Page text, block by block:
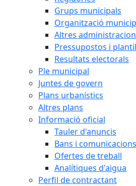
Grups municipals
Organització
Altres
Pressupostos i
Resultats electorals
Ple municipal
Juntes de govern
Plans urbanístics
Altres plans
Informació oficial
Tauler d'anuncis
Bans i comunicacions
Ofertes de treball
Analítiques d'aigua
Perfil de contractant